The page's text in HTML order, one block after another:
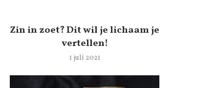
Zin in zoet? Dit wil je lichaam je
vertellen!
1 juli 2021